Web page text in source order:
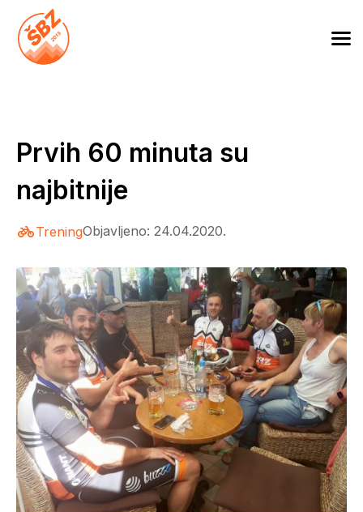
content
Škola biciklizma Zagreb
Prvih 60 minuta su
najbitnije
TreningObjavljeno: 24.04.2020.